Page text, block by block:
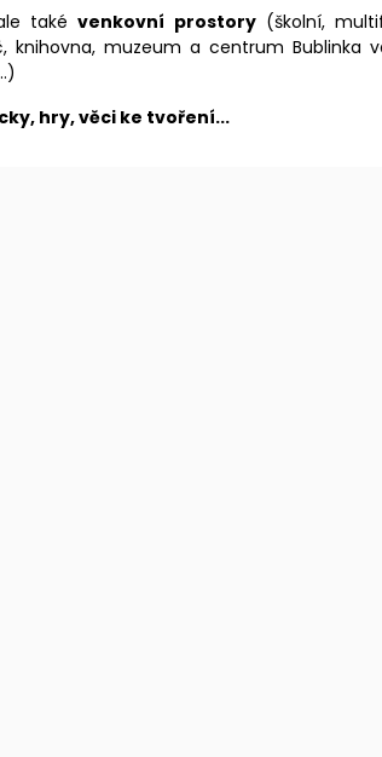
takévenkovní prostory(školní,
knihovna, muzeum a centrum Bublinka
hry, věci ke tvoření...